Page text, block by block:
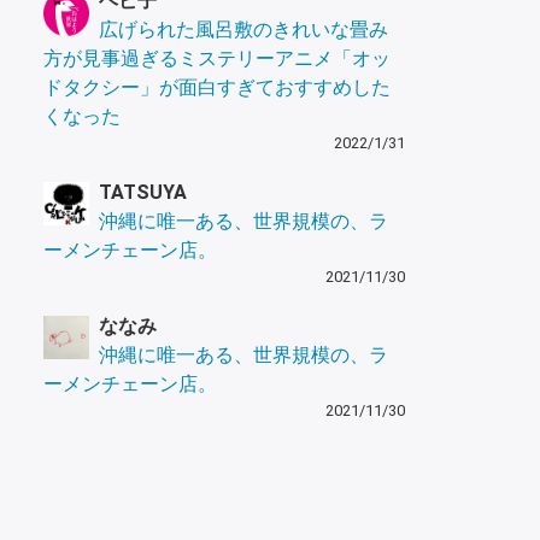
広げられた風呂敷のきれいな畳み
方が見事過ぎるミステリーアニメ「オッ
ドタクシー」が面白すぎておすすめした
くなった
2022/1/31
TATSUYA
沖縄に唯一ある、世界規模の、ラ
ーメンチェーン店。
2021/11/30
ななみ
沖縄に唯一ある、世界規模の、ラ
ーメンチェーン店。
2021/11/30